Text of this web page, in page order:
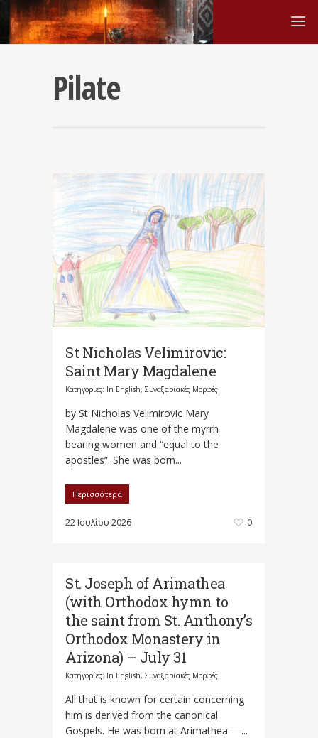
Pilate
St Nicholas Velimirovic:
Saint Mary Magdalene
Κατηγορίες: In English, Συναξαριακές Μορφές
by St Nicholas Velimirovic Mary
Magdalene was one of the myrrh-
bearing women and “equal to the
apostles”. She was born...
Περισσότερα
22 Ιουλίου 2026 0
St. Joseph of Arimathea
(with Orthodox hymn to
the saint from St. Anthony’s
Orthodox Monastery in
Arizona) – July 31
Κατηγορίες: In English, Συναξαριακές Μορφές
All that is known for certain concerning
him is derived from the canonical
Gospels. He was born at Arimathea —...